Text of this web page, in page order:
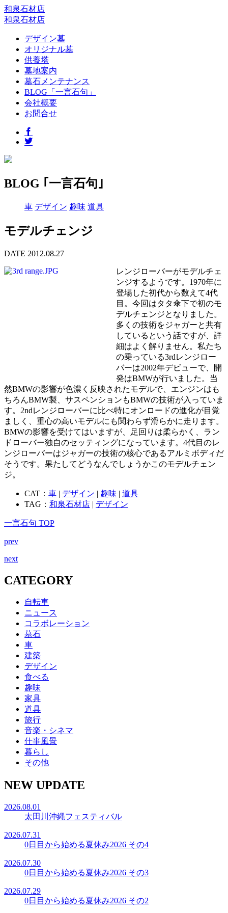
和泉石材店
和泉石材店
デザイン墓
オリジナル墓
供養塔
墓地案内
墓石メンテナンス
BLOG「一言石句」
会社概要
お問合せ
BLOG ｢一言石句｣
車 デザイン 趣味 道具
モデルチェンジ
DATE 2012.08.27
レンジローバーがモデルチェ
ンジするようです。1970年に
登場した初代から数えて4代
目。今回はタタ傘下で初のモ
デルチェンジとなりました。
多くの技術をジャガーと共有
しているという話ですが、詳
細はよく解りません。私たち
の乗っている3rdレンジロー
バーは2002年デビューで、開
発はBMWが行いました。当
然BMWの影響が色濃く反映されたモデルで、エンジンはも
ちろんBMW製、サスペンションもBMWの技術が入っていま
す。2ndレンジローバーに比べ特にオンロードの進化が目覚
ましく、重心の高いモデルにも関わらず滑らかに走ります。
BMWの影響を受けてはいますが、足回りは柔らかく、ラン
ドローバー独自のセッティングになっています。4代目のレ
ンジローバーはジャガーの技術の核心であるアルミボディだ
そうです。果たしてどうなんでしょうかこのモデルチェン
ジ。
CAT： 車 | デザイン | 趣味 | 道具
TAG： 和泉石材店 | デザイン
一言石句 TOP
prev
next
CATEGORY
自転車
ニュース
コラボレーション
墓石
車
建築
デザイン
食べる
趣味
家具
道具
旅行
音楽・シネマ
仕事風景
暮らし
その他
NEW UPDATE
2026.08.01
太田川沖縄フェスティバル
2026.07.31
0日目から始める夏休み2026 その4
2026.07.30
0日目から始める夏休み2026 その3
2026.07.29
0日目から始める夏休み2026 その2